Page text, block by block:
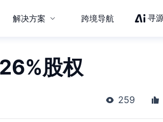
解决方案 跨境导航 寻
股权
259